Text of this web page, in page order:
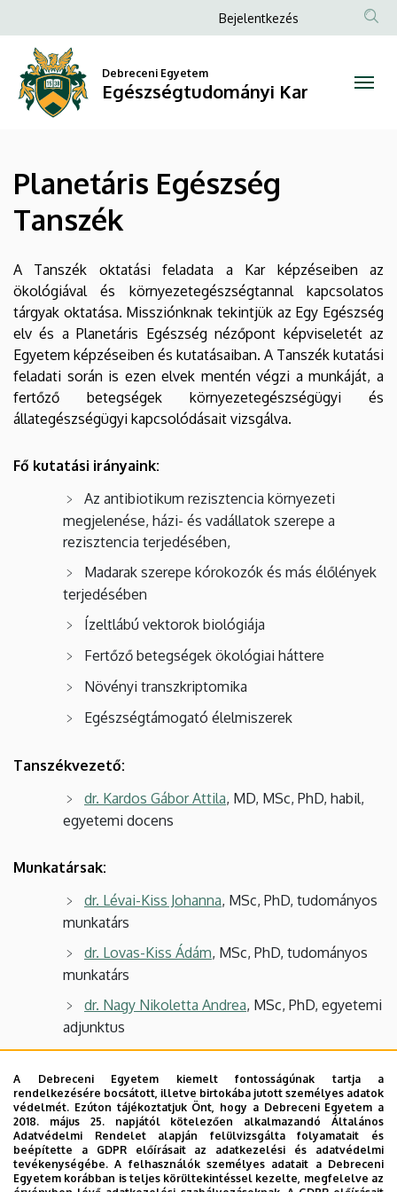
Egészség
Tanszék
Egészségtudományi
Kar
a
tartalomra
Anonim
menüje
Bejelentkezés
Debreceni Egyetem
Egészségtudományi Kar
Planetáris Egészség
Tanszék
A Tanszék oktatási feladata a Kar képzéseiben az
ökológiával és környezetegészségtannal kapcsolatos
tárgyak oktatása. Missziónknak tekintjük az Egy Egészség
elv és a Planetáris Egészség nézőpont képviseletét az
Egyetem képzéseiben és kutatásaiban. A Tanszék kutatási
feladati során is ezen elvek mentén végzi a munkáját, a
fertőző betegségek környezetegészségügyi és
állategészségügyi kapcsolódásait vizsgálva.
Fő kutatási irányaink:
Az antibiotikum rezisztencia környezeti
megjelenése, házi- és vadállatok szerepe a
rezisztencia terjedésében,
Madarak szerepe kórokozók és más élőlények
terjedésében
Ízeltlábú vektorok biológiája
Fertőző betegségek ökológiai háttere
Növényi transzkriptomika
Egészségtámogató élelmiszerek
Tanszékvezető:
dr. Kardos Gábor Attila, MD, MSc, PhD, habil,
egyetemi docens
Munkatársak:
dr. Lévai-Kiss Johanna, MSc, PhD, tudományos
munkatárs
dr. Lovas-Kiss Ádám, MSc, PhD, tudományos
munkatárs
dr. Nagy Nikoletta Andrea, MSc, PhD, egyetemi
adjunktus
dr. Vargha Márta, MSc, PhD, egyetemi docens
dr. Virág Eszter Andrea, MSc, PhD, tudományos
főmunkatárs
Bőkényné Tóth Renáta, tudományos
segédmunkatárs
A Debreceni Egyetem kiemelt fontosságúnak tartja a
rendelkezésére bocsátott, illetve birtokába jutott személyes adatok
védelmét. Ezúton tájékoztatjuk Önt, hogy a Debreceni Egyetem a
2018. május 25. napjától kötelezően alkalmazandó Általános
Adatvédelmi Rendelet alapján felülvizsgálta folyamatait és
beépítette a GDPR előírásait az adatkezelési és adatvédelmi
tevékenységébe. A felhasználók személyes adatait a Debreceni
Egyetem korábban is teljes körültekintéssel kezelte, megfelelve az